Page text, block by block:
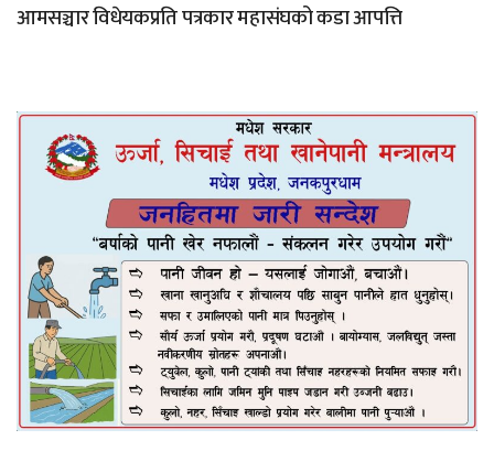
आमसञ्चार विधेयकप्रति पत्रकार महासंघको कडा आपत्ति